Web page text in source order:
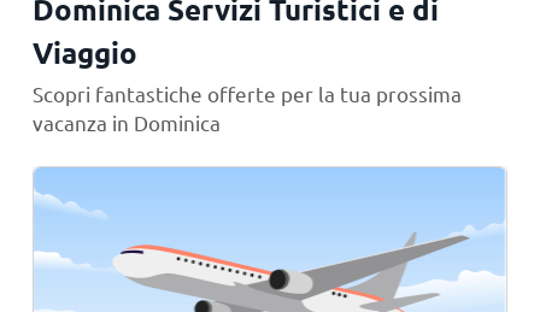
Dominica Servizi Turistici e di
Viaggio
Scopri fantastiche offerte per la tua prossima
vacanza in Dominica